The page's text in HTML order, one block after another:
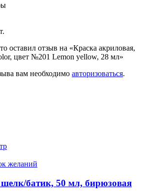
оставил отзыв на «Краска акриловая,
цвет №201 Lemon yellow, 28 мл»
вам необходимо авторизоваться.
желаний
батик, 50 мл, бирюзовая